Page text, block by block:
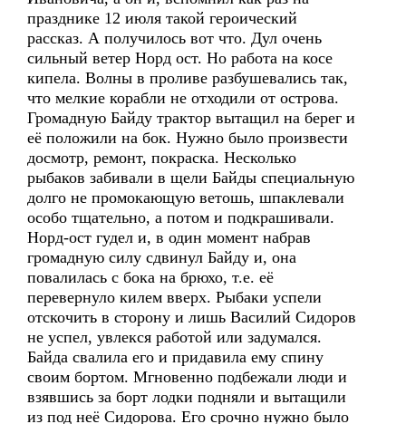
празднике 12 июля такой героический
рассказ. А получилось вот что. Дул очень
сильный ветер Норд ост. Но работа на косе
кипела. Волны в проливе разбушевались так,
что мелкие корабли не отходили от острова.
Громадную Байду трактор вытащил на берег и
её положили на бок. Нужно было произвести
досмотр, ремонт, покраска. Несколько
рыбаков забивали в щели Байды специальную
долго не промокающую ветошь, шпаклевали
особо тщательно, а потом и подкрашивали.
Норд-ост гудел и, в один момент набрав
громадную силу сдвинул Байду и, она
повалилась с бока на брюхо, т.е. её
перевернуло килем вверх. Рыбаки успели
отскочить в сторону и лишь Василий Сидоров
не успел, увлекся работой или задумался.
Байда свалила его и придавила ему спину
своим бортом. Мгновенно подбежали люди и
взявшись за борт лодки подняли и вытащили
из под неё Сидорова. Его срочно нужно было